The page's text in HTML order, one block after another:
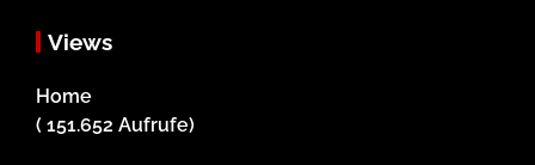
Views
Home
( 151.652 Aufrufe)